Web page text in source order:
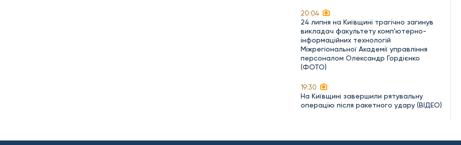
20:04
24 липня на Київщині трагічно загинув
викладач факультету комп'ютерно-
інформаційних технологій
Міжрегіональної Академії управління
персоналом Олександр Гордієнко
(ФОТО)
19:30
На Київщині завершили рятувальну
операцію після ракетного удару (ВІДЕО)